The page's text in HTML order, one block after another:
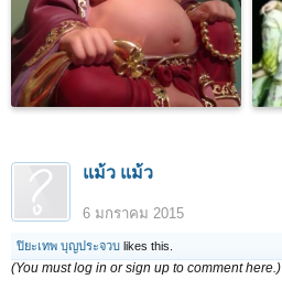
แม้ว แม้ว
6 มกราคม 2015
ปิยะเทพ บุญประจวบ likes this.
(You must log in or sign up to comment here.)